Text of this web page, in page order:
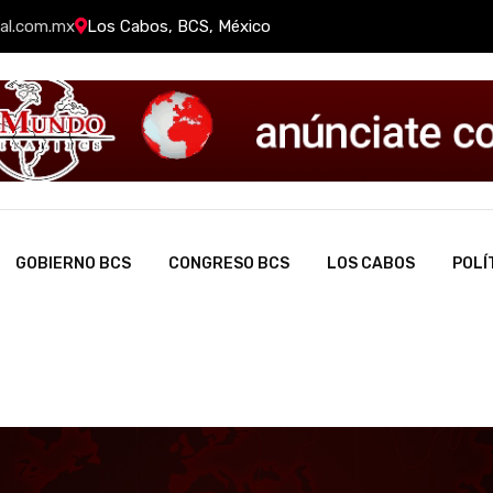
Los Cabos, BCS, México
GOBIERNO BCS CONGRESO BCS LOS CABOS